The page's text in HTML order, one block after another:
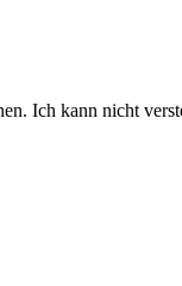
Ich kann nicht